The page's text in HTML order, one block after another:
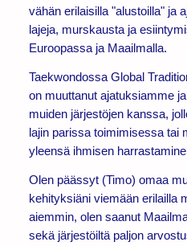
vähän erilaisilla "alustoilla" ja
lajeja, murskausta ja
Euroopassa ja Maailmalla.
Taekwondossa Global
on muuttanut ajatuksiamme
muiden järjestöjen kanssa,
lajin parissa toimimisessa tai
yleensä ihmisen
Olen päässyt (Timo) omaa
kehityksiäni viemään erilailla
aiemmin, olen saanut
sekä järjestöiltä paljon